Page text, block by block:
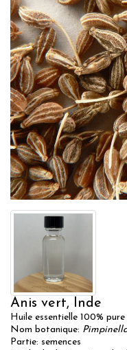
Anis vert, Inde
Huile essentielle 100%
Nom botanique:
Partie: semences